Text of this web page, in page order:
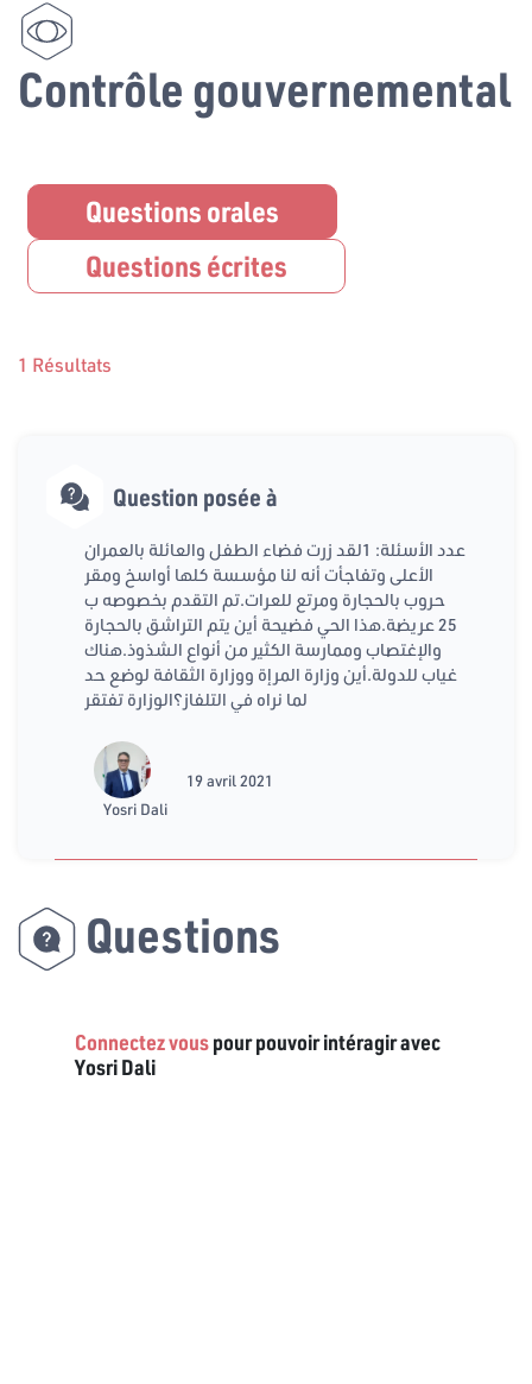
Contrôle gouvernemental
Questions orales
Questions écrites
1 Résultats
Question posée à
عدد الأسئلة: 1لقد زرت فضاء الطفل والعائلة بالعمران
الأعلى وتفاجأت أنه لنا مؤسسة كلها أواسخ ومقر
حروب بالحجارة ومرتع للعرات.تم التقدم بخصوصه ب
25 عريضة.هذا الحي فضيحة أين يتم التراشق بالحجارة
والإغتصاب وممارسة الكثير من أنواع الشذوذ.هناك
غياب للدولة.أين وزارة المرإة ووزارة الثقافة لوضع حد
لما نراه في التلفاز؟الوزارة تفتقر
Yosri Dali
19 avril 2021
Questions
Connectez vouspour pouvoir intéragir avec
Yosri Dali